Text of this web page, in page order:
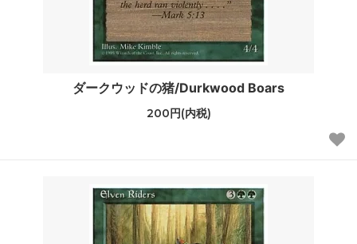
ダークウッドの猪/Durkwood Boars
200円(内税)